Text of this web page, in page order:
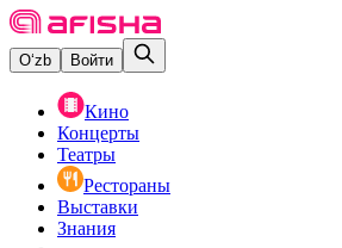
O‘zb Войти
Кино
Концерты
Театры
Рестораны
Выставки
Знания